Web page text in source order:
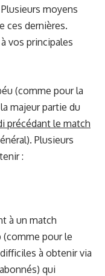
moyens
ces dernières.
vos principales
(comme pour la
majeur partie du
précédant le match
Plusieurs
:
à un match
(comme pour le
à obtenir via
qui